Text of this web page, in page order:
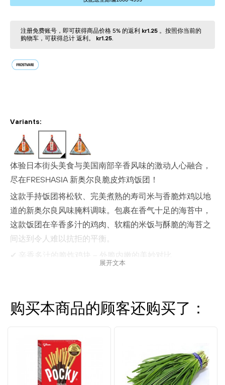
注册免费账号，即可获得商品价格 5% 的返利 kr1.25 。按照你当前的
购物⻋，可获得总计 返利。
kr1.25.
Variants:
体验日本街头美食与美国南部辛香风味的激动人心融合，
尽在FRESHASIA 新奥尔良脆皮炸鸡饭团 ！
这款手持饭团将松软、完美煮熟的寿司米与香脆炸鸡以地
道的新奥尔良风味腌料调味。包裹在香气十足的海苔中，
这款饭团在辛香多汁的鸡肉、软糯的米饭与酥脆的海苔之
间达到令人难以抗拒的平衡。
✔ 冷冻保存以保持最大新鲜度 – 可冷冻保存，食用前易于
加热
外形以及将简单食材组合成味觉炸弹的能力而闻名。
无论作为正餐的一部分还是独立小吃，这款饭团都能满足
对亚洲与美式风味的渴望。
展开文本
购买本商品的顾客还购买了：